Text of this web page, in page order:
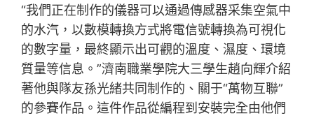
“我們正在制作的儀器可以通過傳感器采集空氣中
的水汽，以數模轉換方式將電信號轉換為可視化
的數字量，最終顯示出可觀的溫度、濕度、環境
質量等信息。”濟南職業學院大三學生趙向輝介紹
著他與隊友孫光緒共同制作的、關于“萬物互聯”
的參賽作品。這件作品從編程到安裝完全由他們